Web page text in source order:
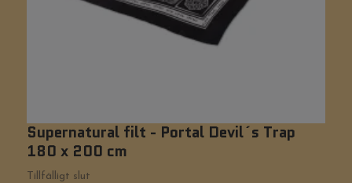
Supernatural filt - Portal Devil´s Trap
180 x 200 cm
Tillfälligt slut